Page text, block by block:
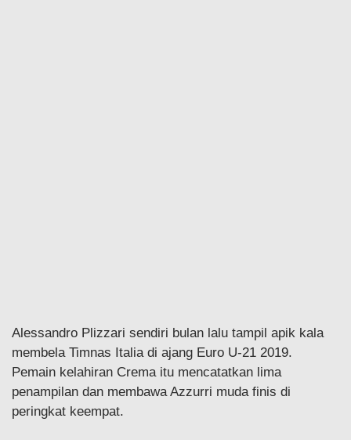
Alessandro Plizzari sendiri bulan lalu tampil apik kala
membela Timnas Italia di ajang Euro U-21 2019.
Pemain kelahiran Crema itu mencatatkan lima
penampilan dan membawa Azzurri muda finis di
peringkat keempat.